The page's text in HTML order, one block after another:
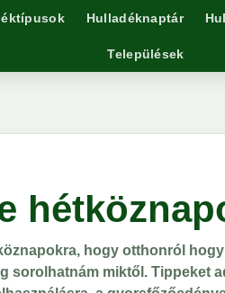
Hulladéknaptár
Települések
hogy otthonról
sorolhatnám miktől. Tippeket